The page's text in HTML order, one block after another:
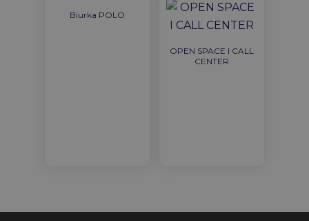
Biurka POLO
OPEN SPACE I CALL
CENTER